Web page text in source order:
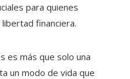
para quienes
financiera.
es más que solo una
un modo de vida que